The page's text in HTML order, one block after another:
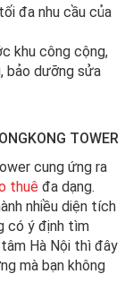
đa nhu cầu của
khu công cộng,
bảo dưỡng sửa
TOWER
cung ứng ra
thuê đa dạng.
nhiều diện tích
có ý định tìm
Hà Nội thì đây
mà bạn không